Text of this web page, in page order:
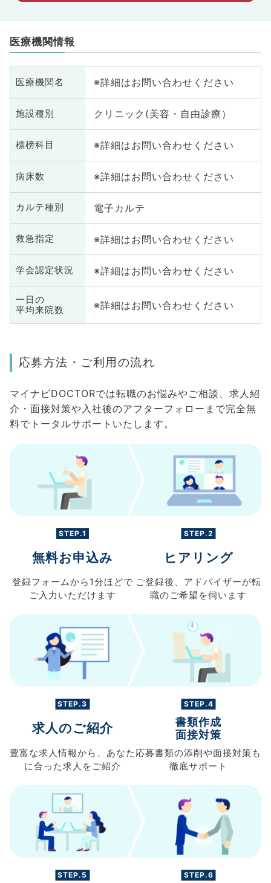
医療機関情報
医療機関名 ※詳細はお問い合わせください
施設種別 クリニック(美容・自由診療）
標榜科目 ※詳細はお問い合わせください
病床数 ※詳細はお問い合わせください
カルテ種別 電子カルテ
救急指定 ※詳細はお問い合わせください
学会認定状況 ※詳細はお問い合わせください
一日の
平均来院数
※詳細はお問い合わせください
応募方法・ご利用の流れ
マイナビDOCTORでは転職のお悩みやご相談、求人紹
介・面接対策や入社後のアフターフォローまで完全無
料でトータルサポートいたします。
STEP.1
無料お申込み
登録フォームから 1分ほどで
ご入力 いただけます
STEP.2
ヒアリング
ご登録後、 アドバイザーが転
職のご希望を伺います
STEP.3
求人のご紹介
豊富な求人情報から、 あなた
に合った求人を ご紹介
STEP.4
書類作成
面接対策
応募書類の添削や面接対策も
徹底サポート
STEP.5 STEP.6